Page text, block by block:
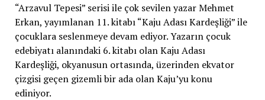
“Arzavul Tepesi” serisi ile çok sevilen yazar Mehmet
Erkan, yayımlanan 11. kitabı “Kaju Adası Kardeşliği” ile
çocuklara seslenmeye devam ediyor. Yazarın çocuk
edebiyatı alanındaki 6. kitabı olan Kaju Adası
Kardeşliği, okyanusun ortasında, üzerinden ekvator
çizgisi geçen gizemli bir ada olan Kaju’yu konu
ediniyor.